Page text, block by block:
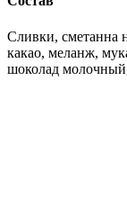
Сливки, сметанна
какао, меланж,
шоколад